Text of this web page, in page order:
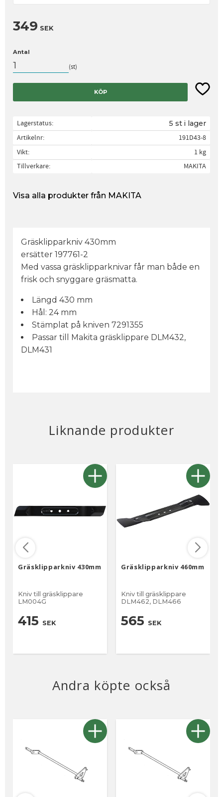
349 SEK
Antal
st
KÖP Lägg
Lagerstatus 5 st i lager
Artikelnr
191D43-8
Vikt
1 kg
Tillverkare
MAKITA
Visa alla produkter från MAKITA
Gräsklipparkniv 430mm
ersätter 197761-2
Med vassa gräsklipparknivar får man både en
frisk och snyggare gräsmatta.
Längd 430 mm
Hål: 24 mm
Stämplat på kniven 7291355
Passar till Makita gräsklippare DLM432,
DLM431
Liknande produkter
Gräsklipparkniv 430mm
Kniv till gräsklippare
LM004G
415 SEK
Gräsklipparkniv 460mm
Kniv till gräsklippare
DLM462, DLM466
565 SEK
Andra köpte också